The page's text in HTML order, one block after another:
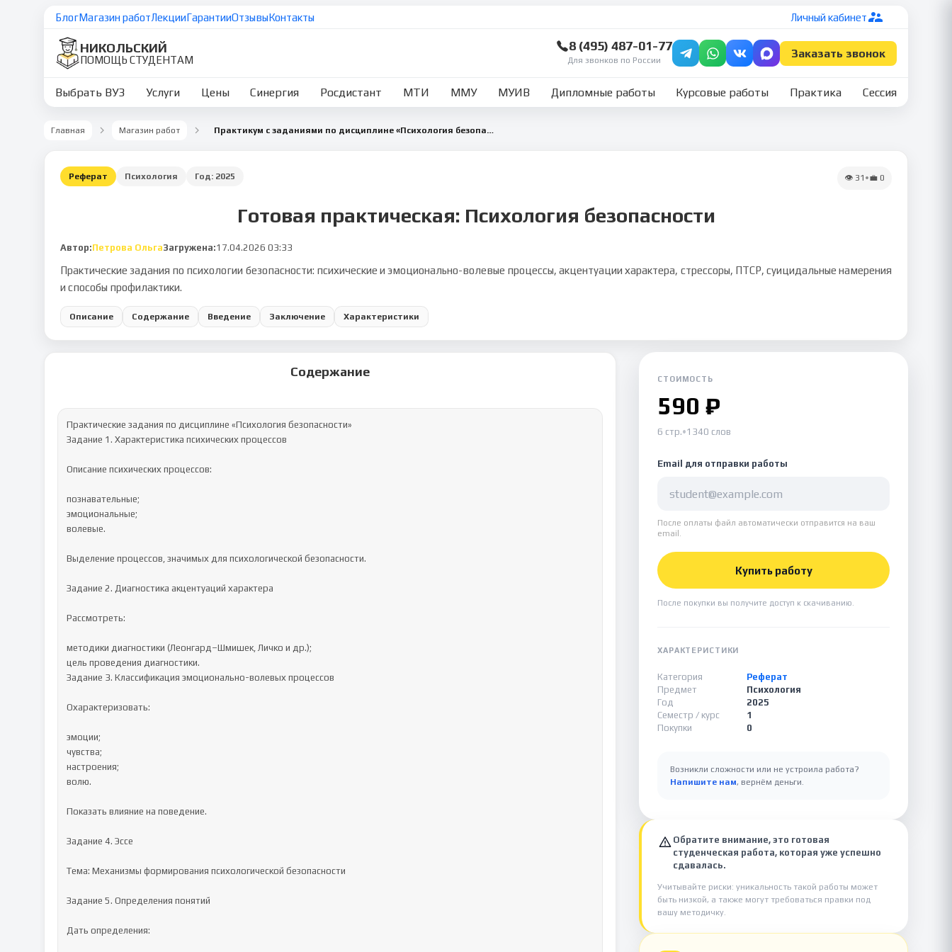
БлогМагазин работЛекцииГарантииОтзывыКонтакты Личный кабинет
НИКОЛЬСКИЙ
ПОМОЩЬ СТУДЕНТАМ
8 (495) 487-01-77
Для звонков по России
Заказать звонок
Выбрать ВУЗ Услуги Цены Синергия Росдистант МТИ ММУ МУИВ Дипломные работы Курсовые работы Практика Сессия
Главная Магазин работ Практикум с заданиями по дисциплине «Психология безопасности»
Реферат Психология Год: 2025 👁 31 •💼 0
Готовая практическая: Психология безопасности
Автор:Петрова ОльгаЗагружена:17.04.2026 03:33
Практические задания по психологии безопасности: психические и эмоционально-волевые процессы, акцентуации характера, стрессоры, ПТСР, суицидальные намерения
и способы профилактики.
Описание Содержание Введение Заключение Характеристики
Содержание
Практические задания по дисциплине «Психология безопасности»
Задание 1. Характеристика психических процессов
Описание психических процессов:
познавательные;
эмоциональные;
волевые.
Выделение процессов, значимых для психологической безопасности.
Задание 2. Диагностика акцентуаций характера
Рассмотреть:
методики диагностики (Леонгард–Шмишек, Личко и др.);
цель проведения диагностики.
Задание 3. Классификация эмоционально-волевых процессов
Охарактеризовать:
эмоции;
чувства;
настроения;
волю.
Показать влияние на поведение.
Задание 4. Эссе
Тема: Механизмы формирования психологической безопасности
Задание 5. Определения понятий
Дать определения:
СТОИМОСТЬ
590 ₽
6 стр.•1340 слов
Email для отправки работы
После оплаты файл автоматически отправится на ваш
email.
Купить работу
После покупки вы получите доступ к скачиванию.
ХАРАКТЕРИСТИКИ
Категория
Реферат
Предмет
Психология
Год
2025
Семестр / курс
1
Покупки
0
Возникли сложности или не устроила работа?
Напишите нам, вернём деньги.
Обратите внимание, это готовая
студенческая работа, которая уже успешно
сдавалась.
Учитывайте риски: уникальность такой работы может
быть низкой, а также могут требоваться правки под
вашу методичку.